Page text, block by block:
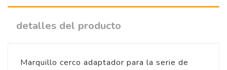
detalles del producto
Marquillo cerco adaptador para la serie de